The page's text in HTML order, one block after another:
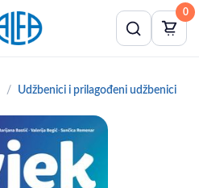
0
Udžbenici i prilagođeni udžbenici